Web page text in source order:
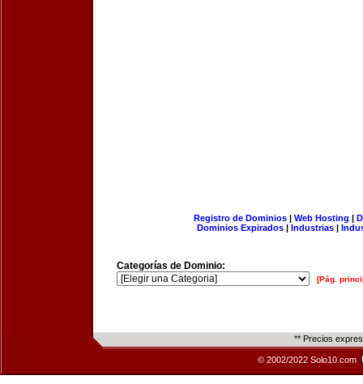
Registro de Dominios| Web Hosting |
Dominios Expirados | Industrias |
Categorías de Dominio:
[Pág.
** Precios
© 2002/2022 Solo10.com